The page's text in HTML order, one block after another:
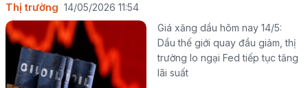
Thị trường 14/05/2026 11:54
Giá xăng dầu hôm nay 14/5:
Dầu thế giới quay đầu giảm, thị
trường lo ngại Fed tiếp tục tăng
lãi suất